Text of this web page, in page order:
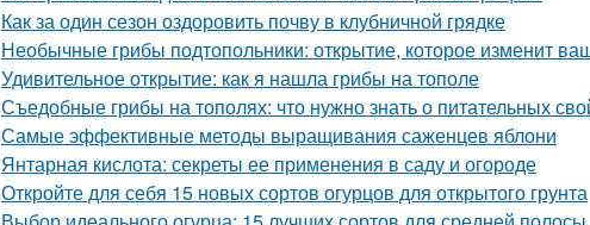
Как за один сезон оздоровить почву в клубничной грядке
Необычные грибы подтопольники: открытие, которое изменит
Удивительное открытие: как я нашла грибы на тополе
Съедобные грибы на тополях: что нужно знать о питательных
Самые эффективные методы выращивания саженцев яблони
Янтарная кислота: секреты ее применения в саду и огороде
Откройте для себя 15 новых сортов огурцов для открытого грунта